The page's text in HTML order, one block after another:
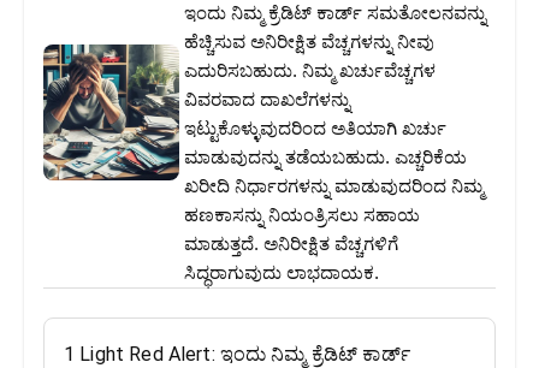
ಇಂದು ನಿಮ್ಮ ಕ್ರೆಡಿಟ್ ಕಾರ್ಡ್ ಸಮತೋಲನವನ್ನು
ಹೆಚ್ಚಿಸುವ ಅನಿರೀಕ್ಷಿತ ವೆಚ್ಚಗಳನ್ನು ನೀವು
ಎದುರಿಸಬಹುದು. ನಿಮ್ಮ ಖರ್ಚುವೆಚ್ಚಗಳ
ವಿವರವಾದ ದಾಖಲೆಗಳನ್ನು
ಇಟ್ಟುಕೊಳ್ಳುವುದರಿಂದ ಅತಿಯಾಗಿ ಖರ್ಚು
ಮಾಡುವುದನ್ನು ತಡೆಯಬಹುದು. ಎಚ್ಚರಿಕೆಯ
ಖರೀದಿ ನಿರ್ಧಾರಗಳನ್ನು ಮಾಡುವುದರಿಂದ ನಿಮ್ಮ
ಹಣಕಾಸನ್ನು ನಿಯಂತ್ರಿಸಲು ಸಹಾಯ
ಮಾಡುತ್ತದೆ. ಅನಿರೀಕ್ಷಿತ ವೆಚ್ಚಗಳಿಗೆ
ಸಿದ್ಧರಾಗುವುದು ಲಾಭದಾಯಕ.
1 Light Red Alert: ಇಂದು ನಿಮ್ಮ ಕ್ರೆಡಿಟ್ ಕಾರ್ಡ್